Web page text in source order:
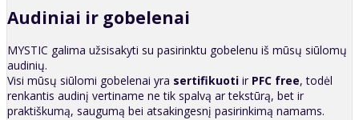
Audiniai ir gobelenai
MYSTIC galima užsisakyti su pasirinktu gobelenu iš mūsų siūlomų
audinių.
Visi mūsų siūlomi gobelenai yra sertifikuoti ir PFC free, todėl
renkantis audinį vertiname ne tik spalvą ar tekstūrą, bet ir
praktiškumą, saugumą bei atsakingesnį pasirinkimą namams.